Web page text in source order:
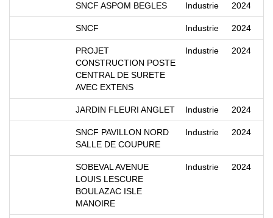
SNCF ASPOM BEGLES Industrie 2024
SNCF Industrie 2024
PROJET
CONSTRUCTION POSTE
CENTRAL DE SURETE
AVEC EXTENS
Industrie 2024
JARDIN FLEURI ANGLET Industrie 2024
SNCF PAVILLON NORD
SALLE DE COUPURE
Industrie 2024
SOBEVAL AVENUE
LOUIS LESCURE
BOULAZAC ISLE
MANOIRE
Industrie 2024